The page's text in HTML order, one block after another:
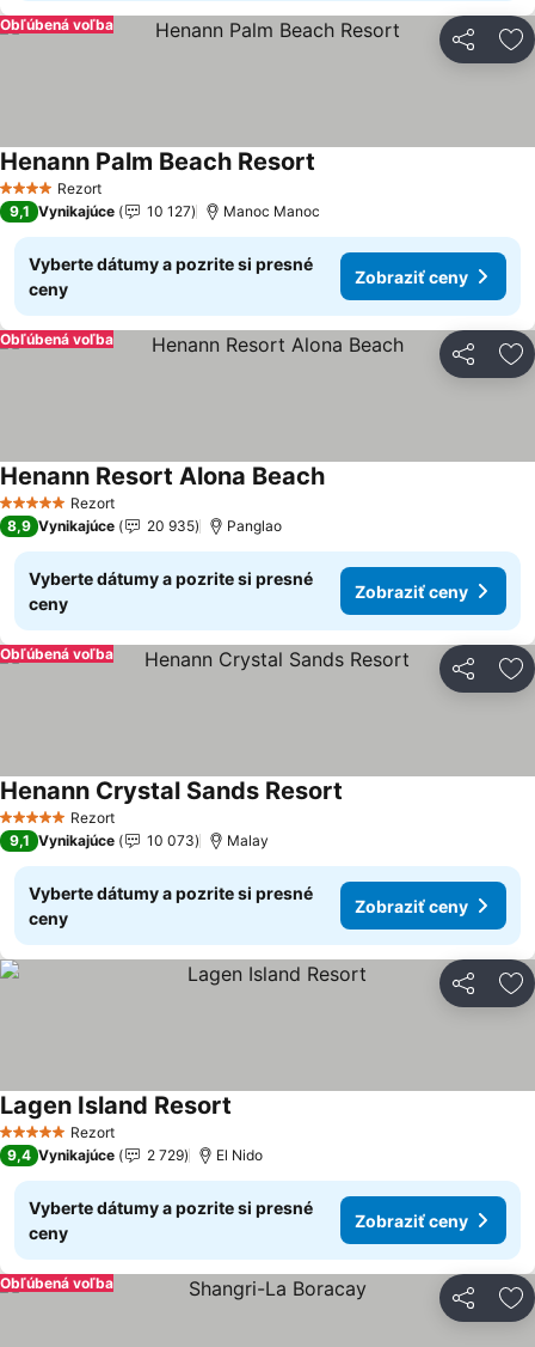
Zdieľať
Obľúbená voľba
4 Počet hviezdičiek
Rezort
Henann Palm Beach Resort
9,1 Vynikajúce 10 127 Manoc Manoc
Vyberte dátumy a pozrite si presné
ceny
Zobraziť ceny
Zdieľať
Obľúbená voľba
5 Počet hviezdičiek
Rezort
Henann Resort Alona BeachZobraziť ceny
8,9 Vynikajúce 20 935 Panglao
Vyberte dátumy a pozrite si presné
ceny
Zobraziť ceny
Zdieľať
Obľúbená voľba
5 Počet hviezdičiek
Rezort
Henann Crystal Sands Resort
9,1 Vynikajúce 10 073 Malay
Vyberte dátumy a pozrite si presné
ceny
Zobraziť ceny
Zdieľať
5 Počet hviezdičiek
Rezort
Lagen Island Resort
9,4 Vynikajúce 2 729 El Nido
Vyberte dátumy a pozrite si presné
ceny
Zobraziť ceny
Zdieľať
Obľúbená voľba